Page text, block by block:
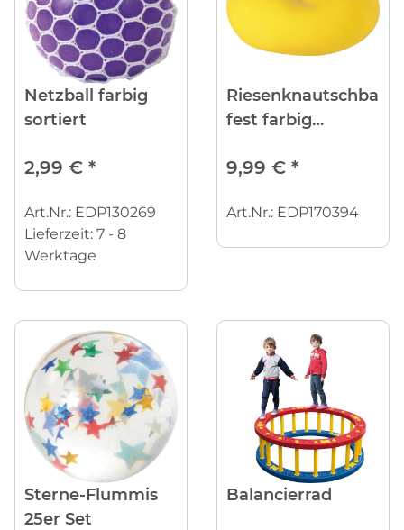
Netzball farbig
sortiert
2,99 € *
Art.Nr.: EDP130269
Lieferzeit: 7 - 8
Werktage
Riesenknautschball
fest farbig
9,99 € *
Art.Nr.: EDP170394
Sterne-Flummis
25er Set
Balancierrad